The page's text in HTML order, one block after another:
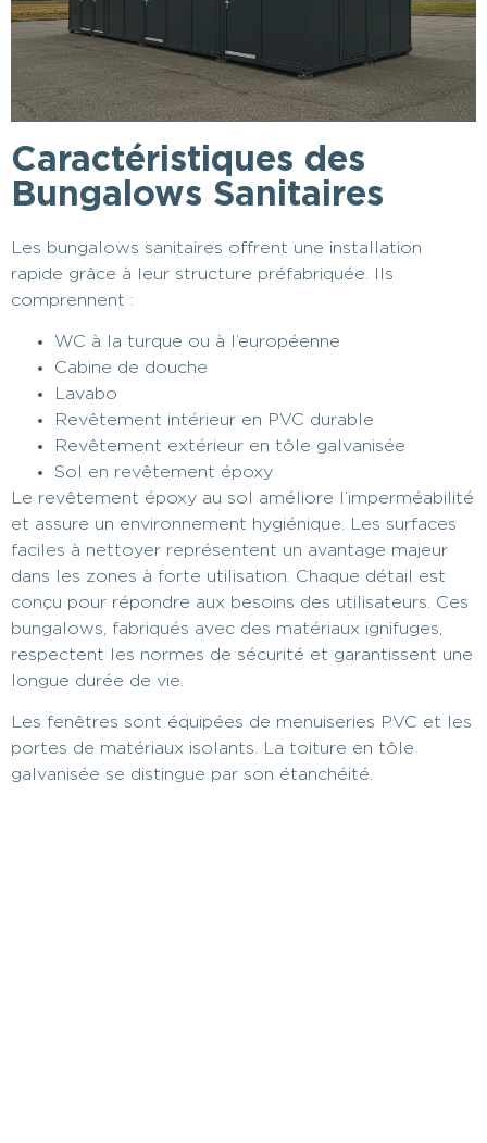
Caractéristiques des
Bungalows Sanitaires
Les bungalows sanitaires offrent une installation
rapide grâce à leur structure préfabriquée. Ils
comprennent :
WC à la turque ou à l’européenne
Cabine de douche
Lavabo
Revêtement intérieur en PVC durable
Revêtement extérieur en tôle galvanisée
Sol en revêtement époxy
Le revêtement époxy au sol améliore l’imperméabilité
et assure un environnement hygiénique. Les surfaces
faciles à nettoyer représentent un avantage majeur
dans les zones à forte utilisation. Chaque détail est
conçu pour répondre aux besoins des utilisateurs. Ces
bungalows, fabriqués avec des matériaux ignifuges,
respectent les normes de sécurité et garantissent une
longue durée de vie.
Les fenêtres sont équipées de menuiseries PVC et les
portes de matériaux isolants. La toiture en tôle
galvanisée se distingue par son étanchéité.